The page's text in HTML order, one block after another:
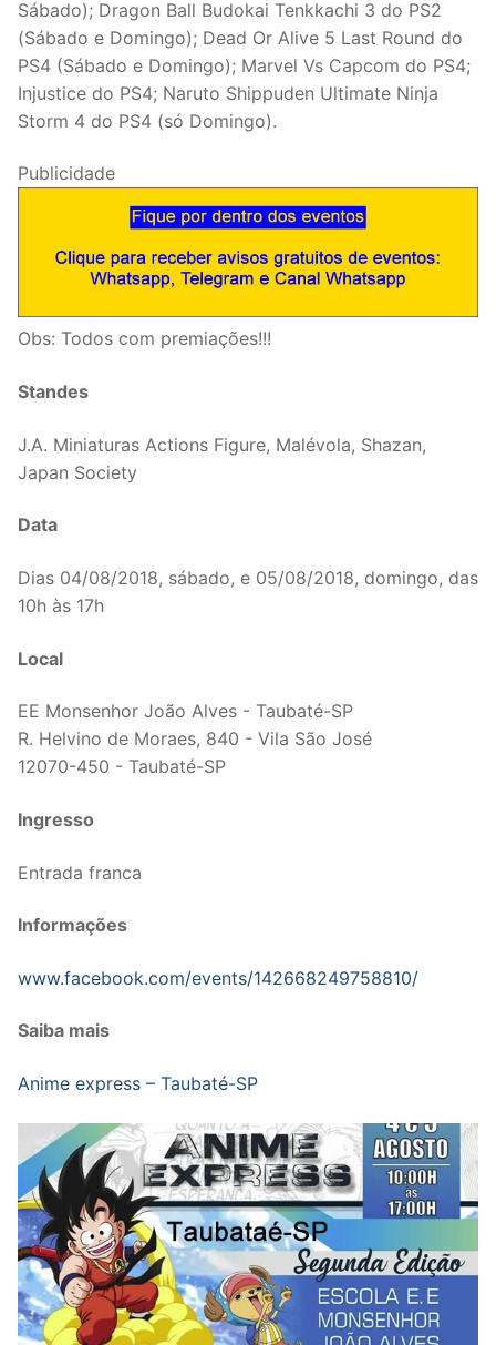
Sábado); Dragon Ball Budokai Tenkkachi 3 do PS2
(Sábado e Domingo); Dead Or Alive 5 Last Round do
PS4 (Sábado e Domingo); Marvel Vs Capcom do PS4;
Injustice do PS4; Naruto Shippuden Ultimate Ninja
Storm 4 do PS4 (só Domingo).
Publicidade
Obs: Todos com premiações!!!
Standes
J.A. Miniaturas Actions Figure, Malévola, Shazan,
Japan Society
Data
Dias 04/08/2018, sábado, e 05/08/2018, domingo, das
10h às 17h
Local
EE Monsenhor João Alves - Taubaté-SP
R. Helvino de Moraes, 840 - Vila São José
12070-450 - Taubaté-SP
Ingresso
Entrada franca
Informações
www.facebook.com/events/142668249758810/
Saiba mais
Anime express – Taubaté-SP